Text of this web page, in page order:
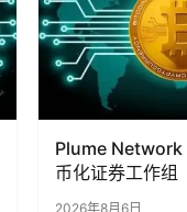
Plume Network
币化证券工作组
2026年8月6日